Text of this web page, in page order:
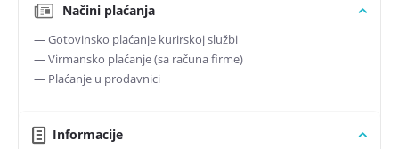
Načini plaćanja
— Gotovinsko plaćanje kurirskoj službi
— Virmansko plaćanje (sa računa firme)
— Plaćanje u prodavnici
Informacije